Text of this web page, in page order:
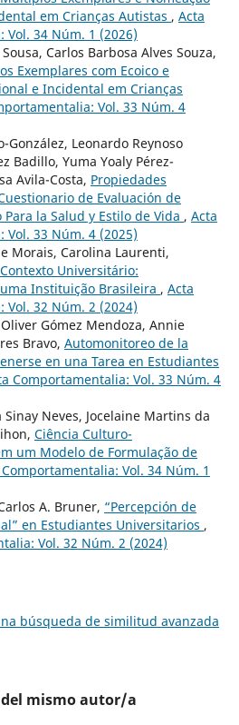
em Crianças Autistas , Acta
34 Núm. 1 (2026)
Carlos Barbosa Alves Souza,
Exemplares com Ecoico e
e Incidental em Crianças
Vol. 33 Núm. 4
González, Leonardo Reynoso
Badillo, Yuma Yoaly Pérez-
Avila-Costa, Propiedades
de Evaluación de
Para la Salud y Estilo de Vida , Acta
33 Núm. 4 (2025)
Morais, Carolina Laurenti,
Universitário:
Instituição Brasileira , Acta
32 Núm. 2 (2024)
Gómez Mendoza, Annie
Bravo, Automonitoreo de la
en una Tarea en Estudiantes
Comportamentalia: Vol. 33 Núm. 4
Neves, Jocelaine Martins da
Ciência Culturo-
um Modelo de Formulação de
Vol. 34 Núm. 1
A. Bruner, “Percepción de
en Estudiantes Universitarios ,
Vol. 32 Núm. 2 (2024)
búsqueda de similitud avanzada
mismo autor/a